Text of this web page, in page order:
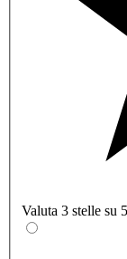
Valuta 3 stelle su 5